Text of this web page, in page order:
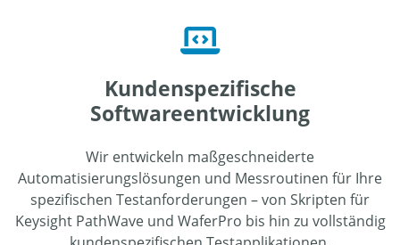
Kundenspezifische
Softwareentwicklung
Wir entwickeln maßgeschneiderte
Automatisierungslösungen und Messroutinen für Ihre
spezifischen Testanforderungen – von Skripten für
Keysight PathWave und WaferPro bis hin zu vollständig